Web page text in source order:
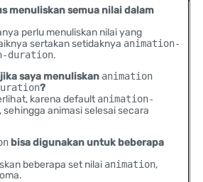
menuliskan semua nilai dalam
perlu menuliskan nilai yang
sertakan setidaknya animation-
duration.
saya menuliskan animation
?
karena defaultanimation-
, sehingga animasi selesai secara
bisa digunakan untuk beberapa
beberapa set nilai animation,